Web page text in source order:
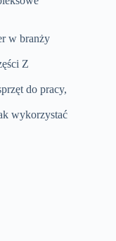
w branży
Z
do pracy,
wykorzystać